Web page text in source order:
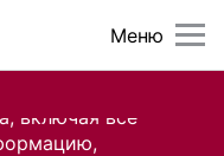
включая все
Меню